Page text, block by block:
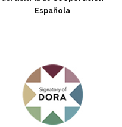
Española